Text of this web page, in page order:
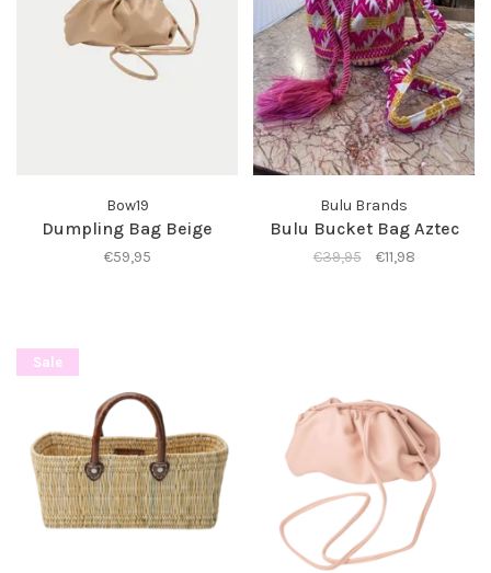
Bow19
Dumpling Bag Beige
€59,95
Bulu Brands
Bulu Bucket Bag Aztec
€39,95 €11,98
Sale